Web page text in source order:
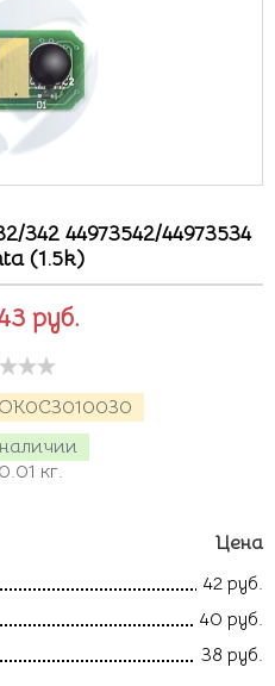
342 44973542/44973534
(1.5k)
0.01 кг.
руб.
Цена
42 руб.
40 руб.
38 руб.